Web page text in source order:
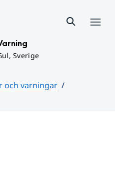
Sverige
och varningar